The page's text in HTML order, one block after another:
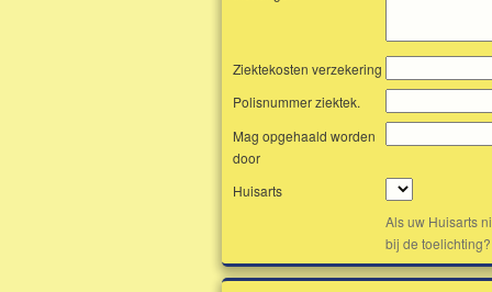
Ziektekosten verzekering
Polisnummer ziektek.
Mag opgehaald worden
door
Huisarts
Als uw Huisarts
bij de toelichting?